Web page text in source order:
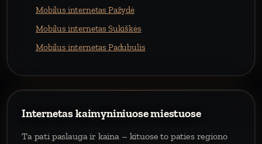
Mobilus internetas Pažydė
Mobilus internetas Sukiškės
Mobilus internetas Padubulis
Internetas kaimyniniuose miestuose
Ta pati paslauga ir kaina – kituose to paties regiono